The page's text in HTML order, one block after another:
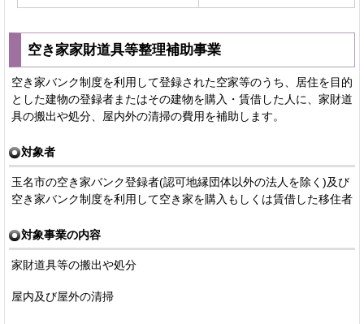
空き家家財道具等整理補助事業
空き家バンク制度を利用して登録された空家等のうち、居住を目的
とした建物の登録者またはその建物を購入・賃借した人に、家財道
具の搬出や処分、屋内外の清掃の費用を補助します。
対象者
玉名市の空き家バンク登録者(認可地縁団体以外の法人を除く)及び
空き家バンク制度を利用して空き家を購入もしくは賃借した移住者
対象事業の内容
家財道具等の搬出や処分
屋内及び屋外の清掃